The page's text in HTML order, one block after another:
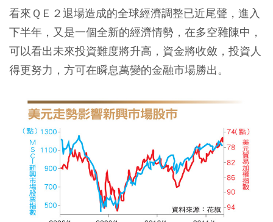
看來ＱＥ２退場造成的全球經濟調整已近尾聲，進入
下半年，又是一個全新的經濟情勢，在多空雜陳中，
可以看出未來投資難度將升高，資金將收斂，投資人
得更努力，方可在瞬息萬變的金融市場勝出。